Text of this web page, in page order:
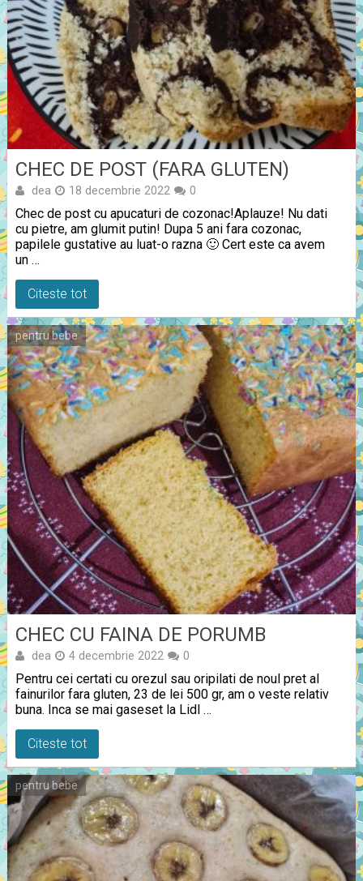
CHEC DE POST (FARA GLUTEN)
dea 18 decembrie 2022 0
Chec de post cu apucaturi de cozonac!Aplauze! Nu dati
cu pietre, am glumit putin! Dupa 5 ani fara cozonac,
papilele gustative au luat-o razna 🙂 Cert este ca avem
un …
Citeste tot
pentru bebe
CHEC CU FAINA DE PORUMB
dea 4 decembrie 2022 0
Pentru cei certati cu orezul sau oripilati de noul pret al
fainurilor fara gluten, 23 de lei 500 gr, am o veste relativ
buna. Inca se mai gaseset la Lidl …
Citeste tot
pentru bebe